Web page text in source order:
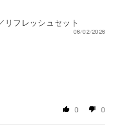
リフレッシュセット
06/02/2026
0 0